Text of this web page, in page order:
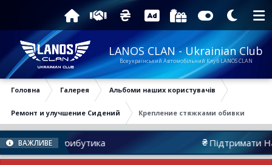
LANOS CLAN - Ukrainian Club
Всеукраїнський Автомобільний Клуб LANOS CLAN
Головна Галерея Альбоми наших користувачів
Ремонт и улучшение Сидений Крепление стяжками обивки
ВАЖЛИВЕАтрибутика Підтримати Нас